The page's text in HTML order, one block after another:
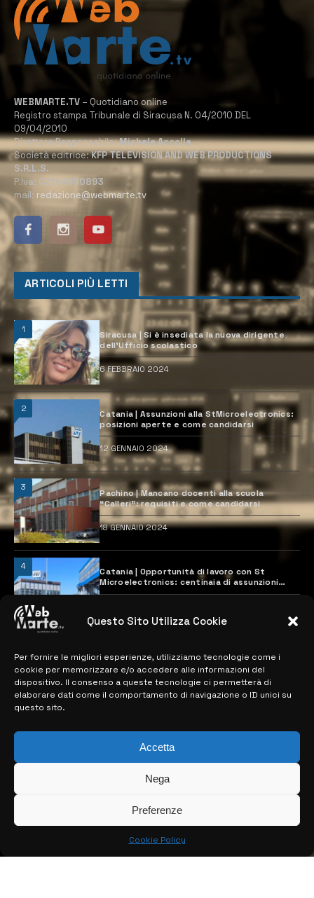
Questo Sito Utilizza Cookie
Per fornire le migliori esperienze, utilizziamo tecnologie come i
cookie per memorizzare e/o accedere alle informazioni del
dispositivo. Il consenso a queste tecnologie ci permetterà di
elaborare dati come il comportamento di navigazione o ID unici su
questo sito.
Accetta
Nega
Preferenze
Cookie Policy
WEBMARTE.TV – Quotidiano online
Registro stampa Tribunale di Siracusa N. 04/2010 DEL
09/04/2010
Direttore Responsabile:Michele Accolla
Società editrice:KFP TELEVISION AND WEB PRODUCTIONS
S.R.L.S.
P.Iva: 02184950893
mail: redazione@webmarte.tv
ARTICOLI PIÙ LETTI
1
Siracusa | Si è insediata la nuova dirigente
dell’Ufficio scolastico
6 FEBBRAIO 2024
2
Catania | Assunzioni alla StMicroelectronics:
posizioni aperte e come candidarsi
12 GENNAIO 2024
3
Pachino | Mancano docenti alla scuola
“Calleri”: requisiti e come candidarsi
18 GENNAIO 2024
4
Catania | Opportunità di lavoro con St
Microelectronics: centinaia di assunzioni
previste
MAPPA DEL SITO
> NOTIZIE